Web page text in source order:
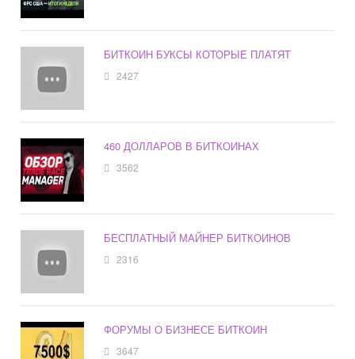
БИТКОИН БУКСЫ КОТОРЫЕ ПЛАТЯТ
2427
460 ДОЛЛАРОВ В БИТКОИНАХ
3562
БЕСПЛАТНЫЙ МАЙНЕР БИТКОИНОВ
2316
ФОРУМЫ О БИЗНЕСЕ БИТКОИН
3647